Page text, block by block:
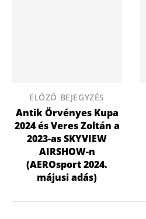
ELŐZŐ BEJEGYZÉS
Antik Örvényes Kupa
2024 és Veres Zoltán a
2023-as SKYVIEW
AIRSHOW-n
(AEROsport 2024.
májusi adás)